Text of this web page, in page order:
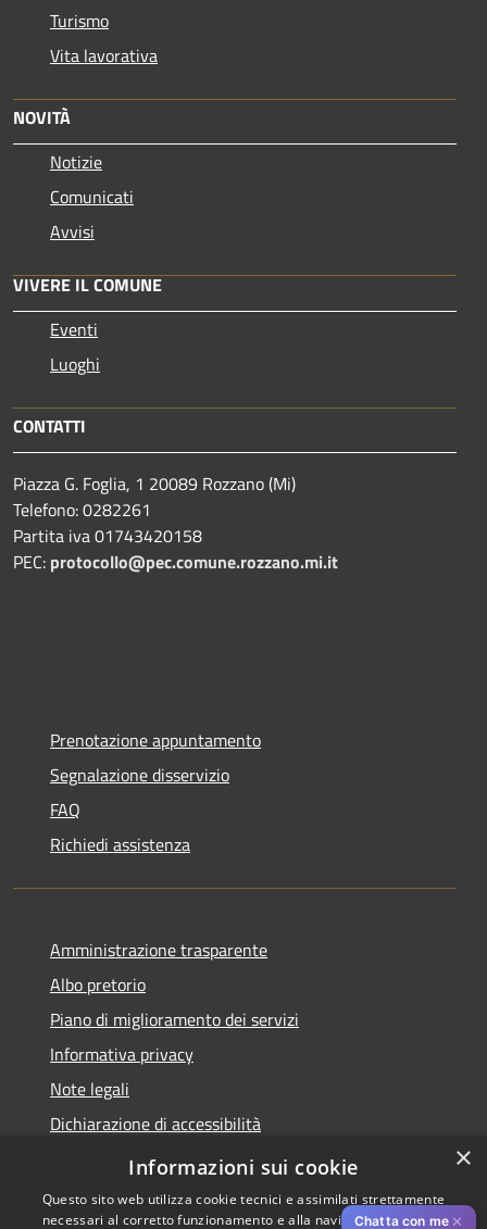
Turismo
Vita lavorativa
NOVITÀ
Notizie
Comunicati
Avvisi
VIVERE IL COMUNE
Eventi
Luoghi
CONTATTI
Piazza G. Foglia, 1 20089 Rozzano (Mi)
Telefono: 0282261
Partita iva 01743420158
PEC: protocollo@pec.comune.rozzano.mi.it
Prenotazione appuntamento
Segnalazione disservizio
FAQ
Richiedi assistenza
Amministrazione trasparente
Albo pretorio
Piano di miglioramento dei servizi
Informativa privacy
Note legali
Dichiarazione di accessibilità
Obiettivi di accessibilità per l'anno 2025
Chatta con me ✕
×
Informazioni sui cookie
Questo sito web utilizza cookie tecnici e assimilati strettamente
necessari al corretto funzionamento e alla navigazione del sito,